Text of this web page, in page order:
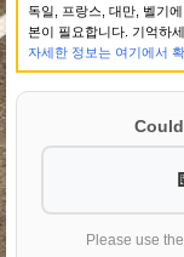
독일, 프랑스, 대만, 벨기
본이 필요합니다. 기억하
자세한 정보는 여기에서
Please use